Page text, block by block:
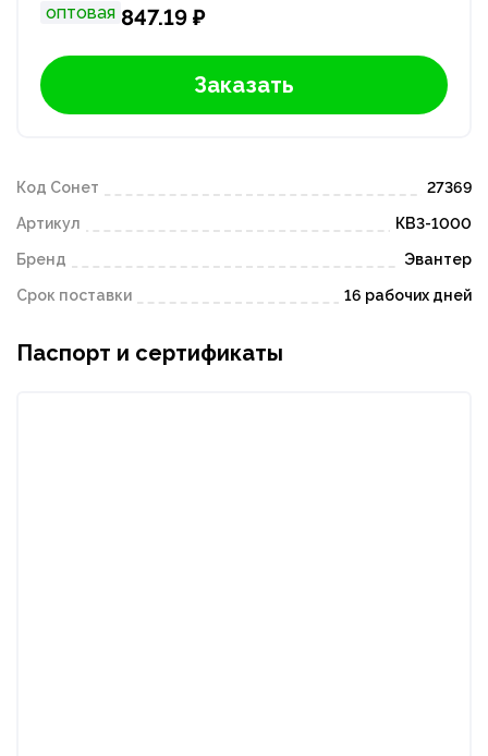
оптовая 847.19 ₽
Заказать
Код Сонет 27369
Артикул КВ3-1000
Бренд Эвантер
Срок поставки 16 рабочих дней
Паспорт и сертификаты